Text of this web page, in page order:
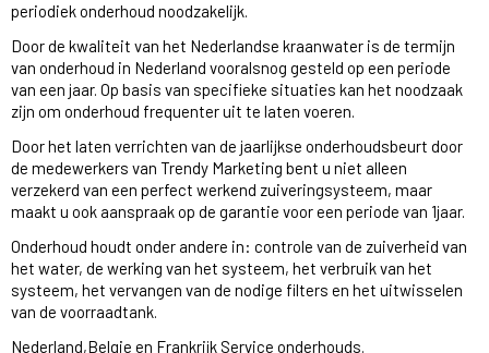
periodiek onderhoud noodzakelijk.
Door de kwaliteit van het Nederlandse kraanwater is de termijn
van onderhoud in Nederland vooralsnog gesteld op een periode
van een jaar. Op basis van specifieke situaties kan het noodzaak
zijn om onderhoud frequenter uit te laten voeren.
Door het laten verrichten van de jaarlijkse onderhoudsbeurt door
de medewerkers van Trendy Marketing bent u niet alleen
verzekerd van een perfect werkend zuiveringsysteem, maar
maakt u ook aanspraak op de garantie voor een periode van 1jaar.
Onderhoud houdt onder andere in: controle van de zuiverheid van
het water, de werking van het systeem, het verbruik van het
systeem, het vervangen van de nodige filters en het uitwisselen
van de voorraadtank.
Nederland,Belgie en Frankrijk Service onderhouds.